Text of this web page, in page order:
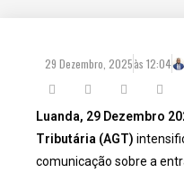
29 Dezembro, 2025às 12:04
Luanda, 29 Dezembro
Tributária (AGT)
comunicação sobre a